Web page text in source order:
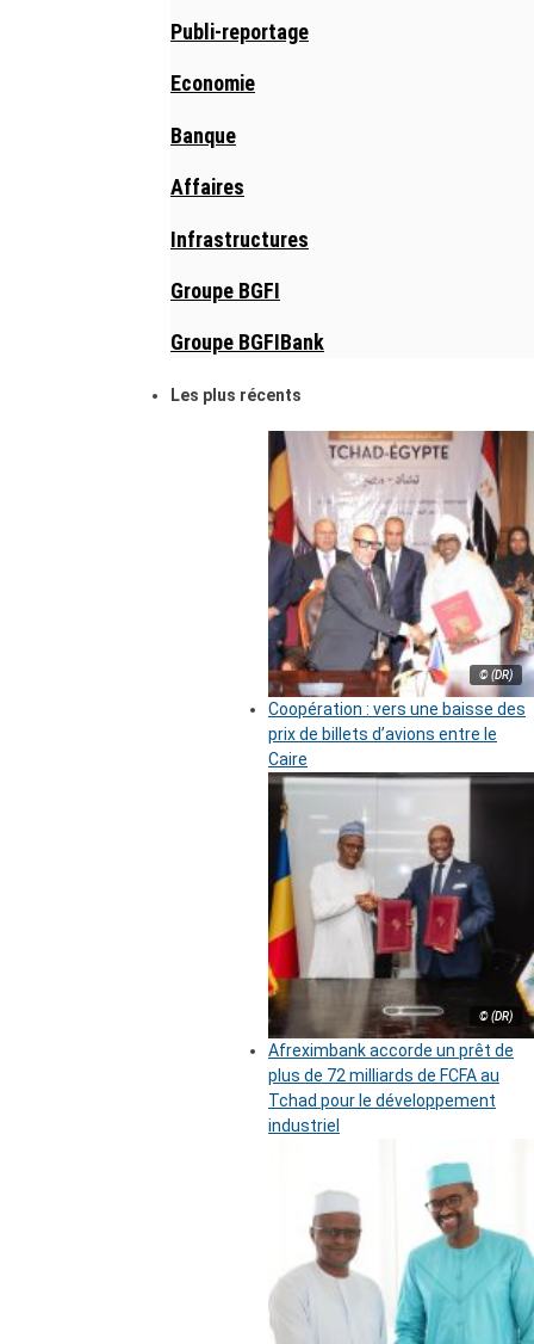
Publi-reportage
Economie
Banque
Affaires
Infrastructures
Groupe BGFI
Groupe BGFIBank
Les plus récents
© (DR)
Coopération : vers une baisse des
prix de billets d’avions entre le
Caire
© (DR)
Afreximbank accorde un prêt de
plus de 72 milliards de FCFA au
Tchad pour le développement
industriel